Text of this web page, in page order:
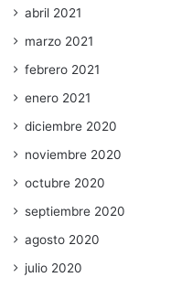
abril 2021
marzo 2021
febrero 2021
enero 2021
diciembre 2020
noviembre 2020
octubre 2020
septiembre 2020
agosto 2020
julio 2020